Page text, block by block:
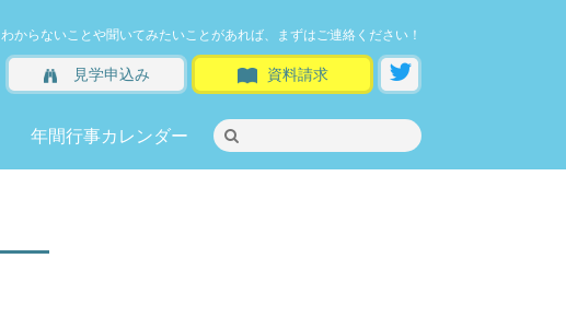
わからないことや聞いてみたいことがあれば、まずはご連絡ください！
見学申込み 資料請求
年間行事カレンダー